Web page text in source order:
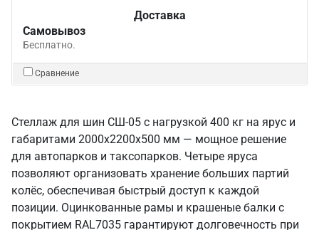
Доставка
Самовывоз
Бесплатно.
Сравнение
Стеллаж для шин СШ-05 с нагрузкой 400 кг на ярус и
габаритами 2000х2200х500 мм — мощное решение
для автопарков и таксопарков. Четыре яруса
позволяют организовать хранение больших партий
колёс, обеспечивая быстрый доступ к каждой
позиции. Оцинкованные рамы и крашеные балки с
покрытием RAL7035 гарантируют долговечность при